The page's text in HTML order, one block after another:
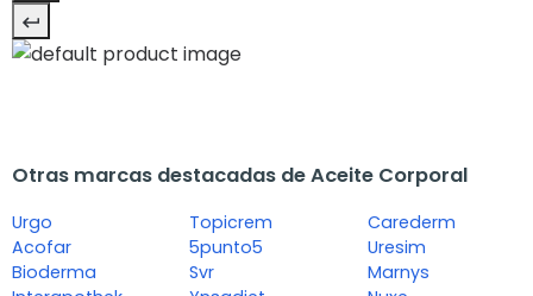
Otras marcas destacadas de Aceite Corporal
Urgo
Acofar
Bioderma
Topicrem
5punto5
Svr
Carederm
Uresim
Marnys